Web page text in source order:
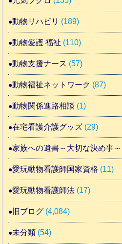
動物リハビリ (189)
動物愛護 福祉 (110)
動物支援ナース (57)
動物福祉ネットワーク (87)
動物関係進路相談 (1)
在宅看護介護グッズ (29)
家族への遺書～大切な決め事～
愛玩動物看護師国家資格 (11)
愛玩動物看護師法 (17)
旧ブログ (4,084)
未分類 (54)